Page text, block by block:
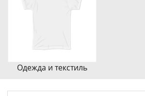
Одежда и текстиль